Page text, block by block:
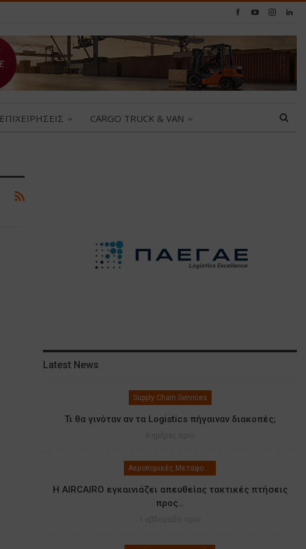
ΕΠΙΧΕΙΡΗΣΕΙΣ CARGO TRUCK & VAN
Latest News
Supply Chain Services
Τι θα γινόταν αν τα Logistics πήγαιναν διακοπές;
Η AIRCAIRO εγκαινιάζει απευθείας τακτικές πτήσεις
προς…